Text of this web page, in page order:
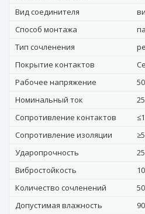
Вид соединителя
Способ монтажа
Тип сочленения
Покрытие контактов
Рабочее напряжение
Номинальный ток
Сопротивление контактов
Сопротивление изоляции
Ударопрочность
Вибростойкость
Количество сочленений
Допустимая влажность